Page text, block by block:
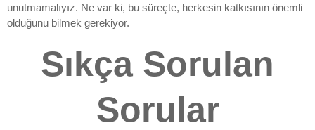
unutmamalıyız. Ne var ki, bu süreçte, herkesin katkısının önemli
olduğunu bilmek gerekiyor.
Sıkça Sorulan
Sorular